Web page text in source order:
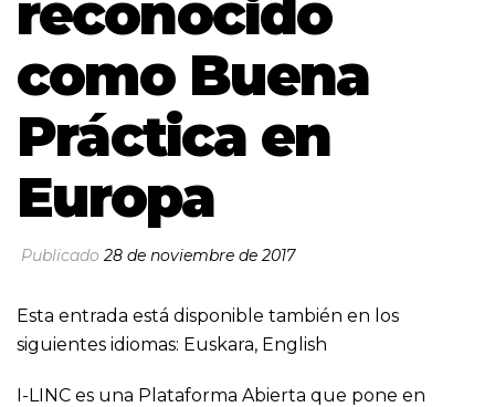
reconocido
como Buena
Práctica en
Europa
Publicado 28 de noviembre de 2017
Esta entrada está disponible también en los
siguientes idiomas: Euskara, English
I-LINC es una Plataforma Abierta que pone en